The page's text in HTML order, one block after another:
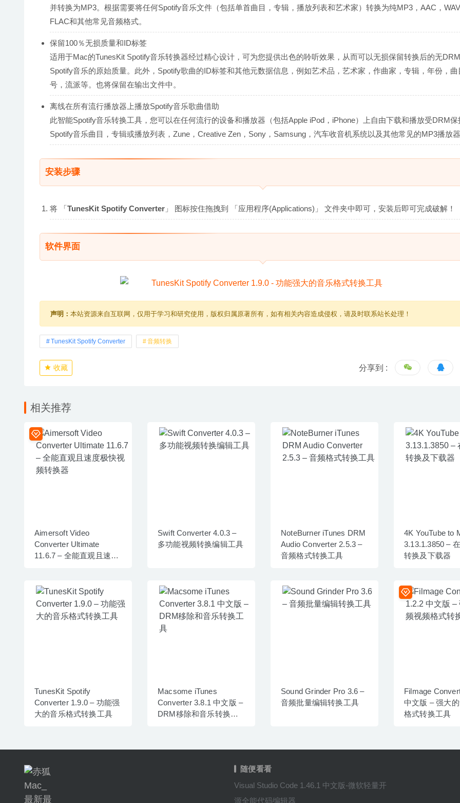
并转换为MP3。根据需要将任何Spotify音乐文件（包括单首曲目，专辑，播放列表和艺术家）转换为纯MP3，AAC，
FLAC和其他常见音频格式。
保留100％无损质量和ID标签
适用于Mac的TunesKit Spotify音乐转换器经过精心设计，可为您提供出色的聆听效果，从而可以无损保留转换后的无
Spotify音乐的原始质量。此外，Spotify歌曲的ID标签和其他元数据信息，例如艺术品，艺术家，作曲家，专辑，年份，曲
号，流派等。也将保留在输出文件中。
离线在所有流行播放器上播放Spotify音乐歌曲借助
此智能Spotify音乐转换工具，您可以在任何流行的设备和播放器（包括Apple iPod，iPhone）上自由下载和播放受DRM保
Spotify音乐曲目，专辑或播放列表，Zune，Creative Zen，Sony，Samsung，汽车收音机系统以及其他常见的MP3播放
安装步骤
将 「TunesKit Spotify Converter 」 图标按住拖拽到 「应用程序(Applications)」 文件夹中即可，安装后即可完成破解！
软件界面
声明： 本站资源来自互联网，仅用于学习和研究使用，版权归属原著所有，如有相关内容造成侵权，请及时联系站长处理！
TunesKit Spotify Converter 音频转换
收藏 分享到 :
相关推荐
Aimersoft Video
Converter Ultimate
11.6.7 – 全能直观且速度
Swift Converter 4.0.3 –
多功能视频转换编辑工具
NoteBurner iTunes DRM
Audio Converter 2.5.3 –
音频格式转换工具
4K YouTube to
3.13.1.3850 –
转换及下载器
TunesKit Spotify
Converter 1.9.0 – 功能强
大的音乐格式转换工具
Macsome iTunes
Converter 3.8.1 中文版 –
DRM移除和音乐转换工
Sound Grinder Pro 3.6 –
音频批量编辑转换工具
Filmage
中文版 – 强大
格式转换工具
随便看看
Visual Studio Code 1.46.1 中文版-微软轻量开
源全能代码编辑器